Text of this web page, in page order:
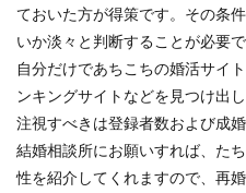
ておいた方が得策です。その条
いか淡々と判断することが必要で
自分だけであちこちの婚活サイ
ンキングサイトなどを見つけ出
注視すべきは登録者数および成
結婚相談所にお願いすれば、た
性を紹介してくれますので、再